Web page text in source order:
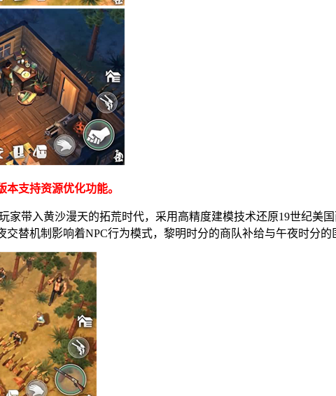
支持资源优化功能。
家带入黄沙漫天的拓荒时代，采用高精度建模技术还原19世纪美
替机制影响着NPC行为模式，黎明时分的商队补给与午夜时分的